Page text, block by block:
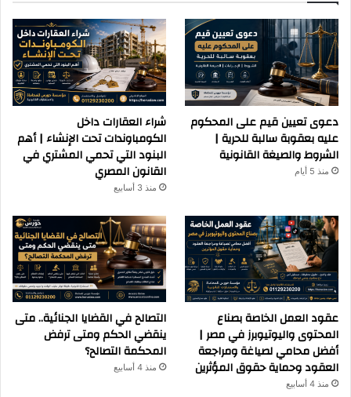
دعوى تعيين قيم على المحكوم
عليه بعقوبة سالبة للحرية |
الشروط والصيغة القانونية
منذ 5 أيام
شراء العقارات داخل
الكومباوندات تحت الإنشاء | أهم
البنود التي تحمي المشتري في
القانون المصري
منذ 3 أسابيع
عقود العمل الخاصة بصناع
المحتوى واليوتيوبرز في مصر |
أفضل محامي لصياغة ومراجعة
العقود وحماية حقوق المؤثرين
منذ 4 أسابيع
التصالح في القضايا الجنائية.. متى
ينقضي الحكم ومتى ترفض
المحكمة التصالح؟
منذ 4 أسابيع